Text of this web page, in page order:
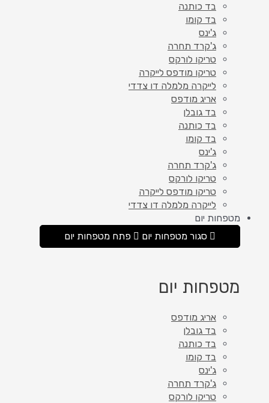
בד כותנה
בד קומו
ג'ינס
ג'קרד תחרה
טריקו לורקס
טריקו מודפס לייקרה
לייקרה מלמלה דו צדדי
אריג מודפס
בד גובלן
בד כותנה
בד קומו
ג'ינס
ג'קרד תחרה
טריקו לורקס
טריקו מודפס לייקרה
לייקרה מלמלה דו צדדי
מטפחות יום
סגור מטפחות יום
פתח מטפחות יום
מטפחות יום
אריג מודפס
בד גובלן
בד כותנה
בד קומו
ג'ינס
ג'קרד תחרה
טריקו לורקס